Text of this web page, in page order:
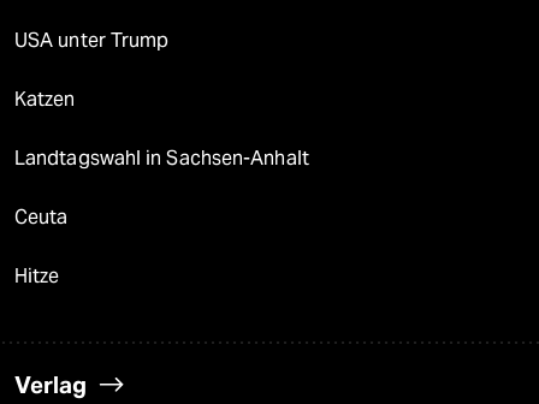
USA unter Trump
Katzen
Landtagswahl in Sachsen-Anhalt
Ceuta
Hitze
Verlag